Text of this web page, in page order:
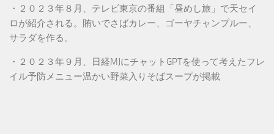
・２０２３年８月、テレビ東京の番組「昼めし旅」で天セイ
ロが紹介される。賄いでさばカレー、ゴーヤチャンプルー、
サラダを作る。
・２０２３年９月、日経MJにチャットGPTを使って考えたフレ
イル予防メニュー温かい野菜入りそばスープが掲載